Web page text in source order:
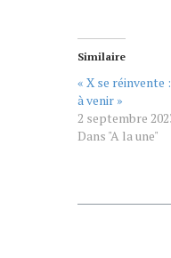
Similaire
« X se réinvente
à venir »
2 septembre
Dans "A la une"